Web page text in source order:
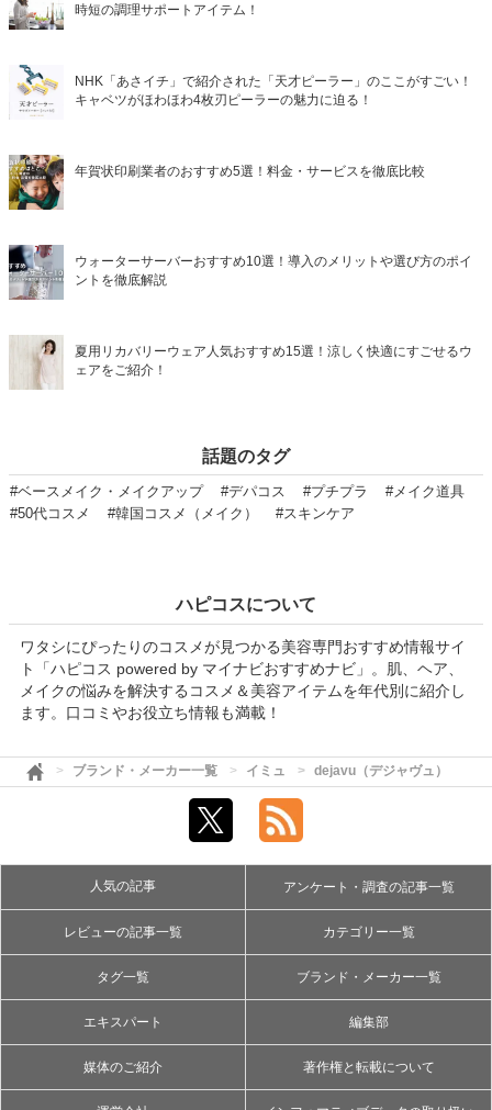
時短の調理サポートアイテム！
NHK「あさイチ」で紹介された「天才ピーラー」のここがすごい！
キャベツがほわほわ4枚刃ピーラーの魅力に迫る！
年賀状印刷業者のおすすめ5選！料金・サービスを徹底比較
ウォーターサーバーおすすめ10選！導入のメリットや選び方のポイ
ントを徹底解説
夏用リカバリーウェア人気おすすめ15選！涼しく快適にすごせるウ
ェアをご紹介！
話題のタグ
#ベースメイク・メイクアップ #デパコス #プチプラ
#メイク道具
#50代コスメ
#韓国コスメ（メイク） #スキンケア
ハピコスについて
ワタシにぴったりのコスメが見つかる美容専門おすすめ情報サイ
ト「ハピコス powered by マイナビおすすめナビ」。肌、ヘア、
メイクの悩みを解決するコスメ＆美容アイテムを年代別に紹介し
ます。口コミやお役立ち情報も満載！
ブランド・メーカー一覧 イミュ dejavu（デジャヴュ）
人気の記事 アンケート・調査の記事一覧
レビューの記事一覧 カテゴリー一覧
タグ一覧 ブランド・メーカー一覧
エキスパート 編集部
媒体のご紹介 著作権と転載について